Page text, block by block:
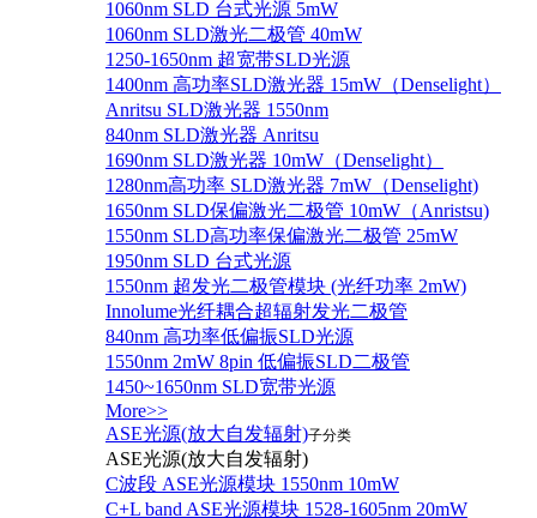
1060nm SLD 台式光源 5mW
1060nm SLD激光二极管 40mW
1250-1650nm 超宽带SLD光源
1400nm 高功率SLD激光器 15mW（Denselight）
Anritsu SLD激光器 1550nm
840nm SLD激光器 Anritsu
1690nm SLD激光器 10mW（Denselight）
1280nm高功率 SLD激光器 7mW（Denselight)
1650nm SLD保偏激光二极管 10mW（Anristsu)
1550nm SLD高功率保偏激光二极管 25mW
1950nm SLD 台式光源
1550nm 超发光二极管模块 (光纤功率 2mW)
Innolume光纤耦合超辐射发光二极管
840nm 高功率低偏振SLD光源
1550nm 2mW 8pin 低偏振SLD二极管
1450~1650nm SLD宽带光源
More>>
ASE光源(放大自发辐射)子分类
ASE光源(放大自发辐射)
C波段 ASE光源模块 1550nm 10mW
C+L band ASE光源模块 1528-1605nm 20mW